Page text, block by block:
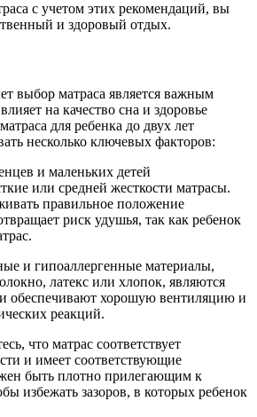
с учетом этих рекомендаций, вы
и здоровый отдых.
выбор матраса является важным
на качество сна и здоровье
для ребенка до двух лет
несколько ключевых факторов:
и маленьких детей
или средней жесткости матрасы.
правильное положение
риск удушья, так как ребенок
и гипоаллергенные материалы,
латекс или хлопок, являются
хорошую вентиляцию и
реакций.
что матрас соответствует
и имеет соответствующие
быть плотно прилегающим к
избежать зазоров, в которых ребенок